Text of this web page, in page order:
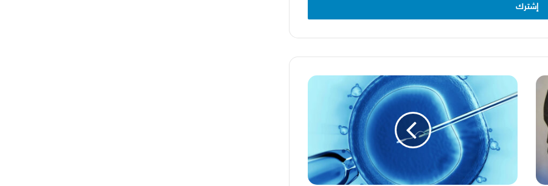
عملية
طفل
الأنابيب